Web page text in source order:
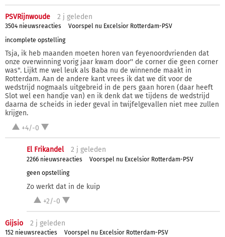
PSVRijnwoude 2 j geleden
3504 nieuwsreacties
Voorspel nu Excelsior Rotterdam-PSV
incomplete opstelling
Tsja, ik heb maanden moeten horen van feyenoordvrienden dat
onze overwinning vorig jaar kwam door'' de corner die geen corner
was". Lijkt me wel leuk als Baba nu de winnende maakt in
Rotterdam. Aan de andere kant vrees ik dat we dit voor de
wedstrijd nogmaals uitgebreid in de pers gaan horen (daar heeft
Slot wel een handje van) en ik denk dat we tijdens de wedstrijd
daarna de scheids in ieder geval in twijfelgevallen niet mee zullen
krijgen.
+4/-0
El Frikandel 2 j geleden
2266 nieuwsreacties
Voorspel nu Excelsior Rotterdam-PSV
geen opstelling
Zo werkt dat in de kuip
+2/-0
Gijsio 2 j geleden
152 nieuwsreacties
Voorspel nu Excelsior Rotterdam-PSV